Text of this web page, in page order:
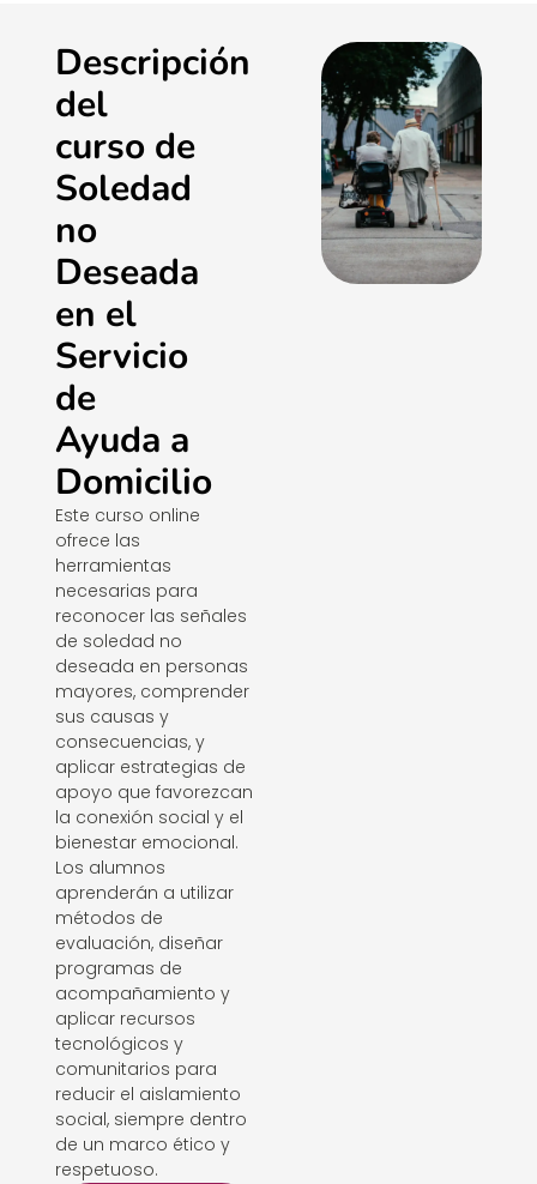
Descripción
del
curso de
Soledad
no
Deseada
en el
Servicio
de
Ayuda a
Domicilio
Este curso online
ofrece las
herramientas
necesarias para
reconocer las señales
de soledad no
deseada en personas
mayores, comprender
sus causas y
consecuencias, y
aplicar estrategias de
apoyo que favorezcan
la conexión social y el
bienestar emocional.
Los alumnos
aprenderán a utilizar
métodos de
evaluación, diseñar
programas de
acompañamiento y
aplicar recursos
tecnológicos y
comunitarios para
reducir el aislamiento
social, siempre dentro
de un marco ético y
respetuoso.